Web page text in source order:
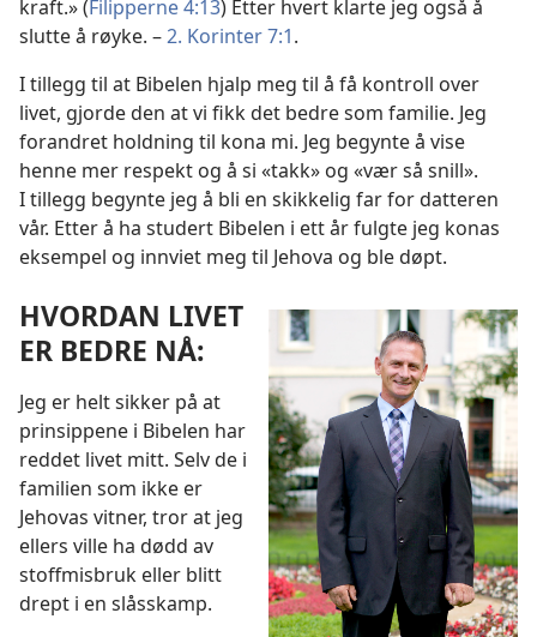
kraft.» (Filipperne 4:13) Etter hvert klarte jeg også å
slutte å røyke. –2. Korinter 7:1.
I tillegg til at Bibelen hjalp meg til å få kontroll over
livet, gjorde den at vi fikk det bedre som familie. Jeg
forandret holdning til kona mi. Jeg begynte å vise
henne mer respekt og å si «takk» og «vær så snill».
I tillegg begynte jeg å bli en skikkelig far for datteren
vår. Etter å ha studert Bibelen i ett år fulgte jeg konas
eksempel og innviet meg til Jehova og ble døpt.
HVORDAN LIVET
ER BEDRE NÅ:
Jeg er helt sikker på at
prinsippene i Bibelen har
reddet livet mitt. Selv de i
familien som ikke er
Jehovas vitner, tror at jeg
ellers ville ha dødd av
stoffmisbruk eller blitt
drept i en slåsskamp.